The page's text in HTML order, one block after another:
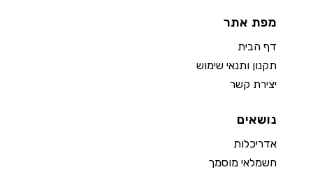
מפת אתר
דף הבית
תקנון ותנאי שימוש
יצירת קשר
נושאים
אדריכלות
חשמלאי מוסמך